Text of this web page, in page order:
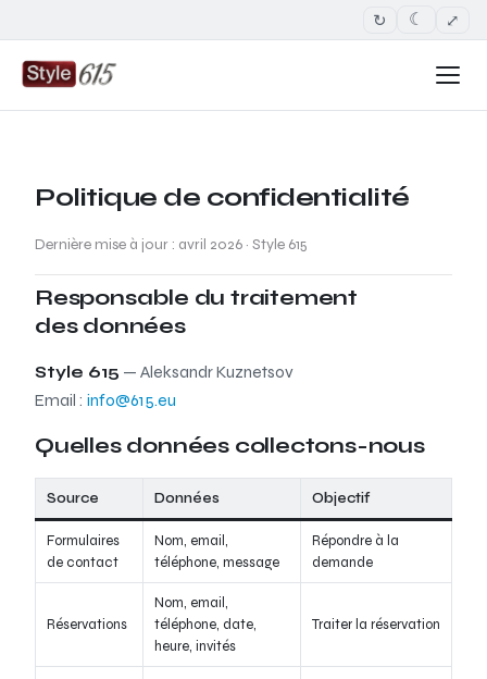
↻ ☾ ⤢
Politique de confidentialité
Dernière mise à jour : avril 2026 · Style 615
Responsable du traitement
des données
Style 615 — Aleksandr Kuznetsov
Email : info@615.eu
Quelles données collectons-nous
Source Données Objectif
Formulaires
de contact
Nom, email,
téléphone, message
Répondre à la
demande
Réservations
Nom, email,
téléphone, date,
heure, invités
Traiter la réservation